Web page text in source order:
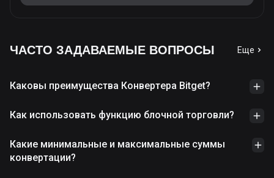
ЧАСТО ЗАДАВАЕМЫЕ ВОПРОСЫ Еще
Каковы преимущества Конвертера Bitget?
Как использовать функцию блочной торговли?
Какие минимальные и максимальные суммы
конвертации?